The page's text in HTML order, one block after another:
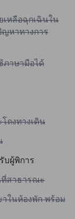
วามช่วยเหลือฉุกเ
หลือฉุกเฉินใน
หาทางการ
อนรับใช้ภาษามือได้
ภาษามือได้
ไดและโถงทางเดิน
ถงทางเดิน
บรถเข็น
บผู้พิการ
ลล์ในพื้นที่สาธารณะ
ที่สาธารณะ
ำและสุขาในห้องพัก
ในห้องพัก พร้อม